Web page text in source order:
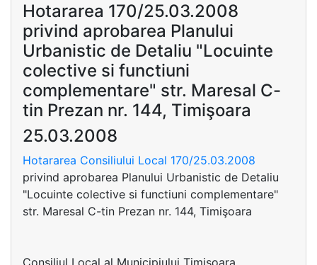
Hotararea 170/25.03.2008
privind aprobarea Planului
Urbanistic de Detaliu "Locuinte
colective si functiuni
complementare" str. Maresal C-
tin Prezan nr. 144, Timişoara
25.03.2008
Hotararea Consiliului Local 170/25.03.2008
privind aprobarea Planului Urbanistic de Detaliu
"Locuinte colective si functiuni complementare"
str. Maresal C-tin Prezan nr. 144, Timişoara
Consiliul Local al Municipiului Timisoara